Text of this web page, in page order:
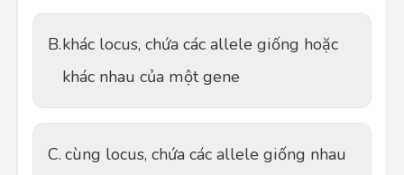
B.khác locus, chứa các allele giống hoặc
khác nhau của một gene
C. cùng locus, chứa các allele giống nhau